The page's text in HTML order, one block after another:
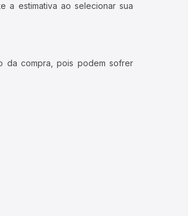
a estimativa ao selecionar sua
da compra, pois podem sofrer